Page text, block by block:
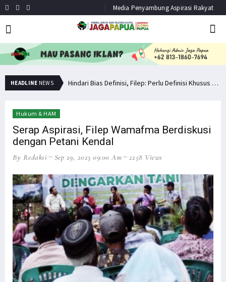
Media Penyambung Aspirasi Rakyat
HEADLINE NEWS Hindari Bias Definisi, Filep: Perlu Definisi Khusus Afiliasi KKB Minta Operasi Militer Dihentikan, KKB Ancam Perang Serentak
Hukum & HAM
Serap Aspirasi, Filep Wamafma Berdiskusi
dengan Petani Kendal
By Redaksi Sep 29, 2023 09:00 Am 2258 Views